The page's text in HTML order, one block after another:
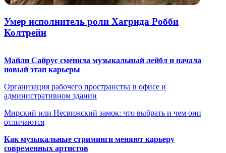
Умер исполнитель роли Хагрида Робби
Колтрейн
Майли Сайрус сменила музыкальный лейбл и начала
новый этап карьеры
Организация рабочего пространства в офисе и
административном здании
Мирский или Несвижский замок: что выбрать и чем они
отличаются
Как музыкальные стриминги меняют карьеру
современных артистов